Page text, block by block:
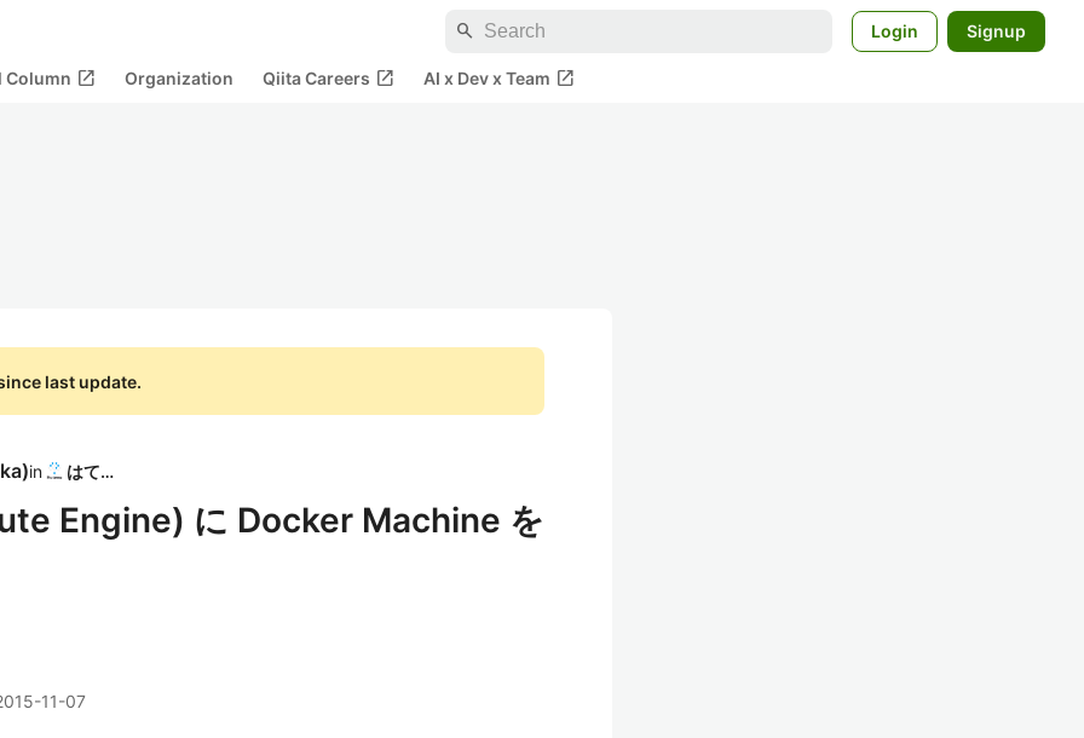
search Login Signup
Column open_in_new Organization Qiita Careers open_in_new AI x Dev x Team open_in_new
last update.
)in はてな
Engine) に Docker Machine を
11-07